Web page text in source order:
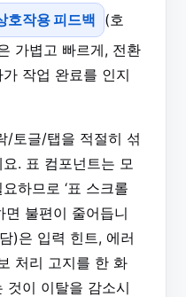
호작용 피드백
(호
가볍고 빠르게, 전환
작업 완료를 인지
/토글/탭을 적절히 섞
. 표 컴포넌트는 모
하므로 ‘표 스크롤
면 불편이 줄어듭니
)은 입력 힌트, 에러
처리 고지를 한 화
것이 이탈을 감소시